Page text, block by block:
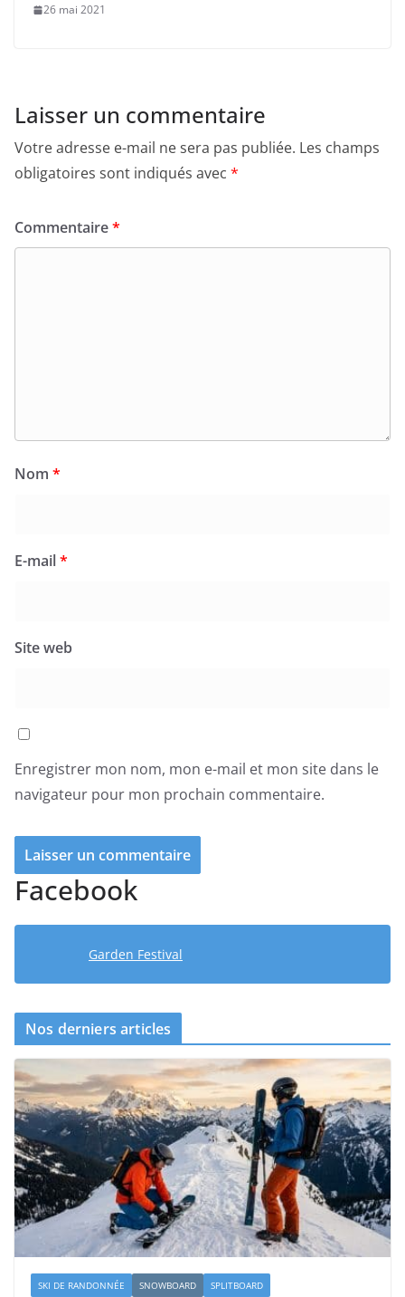
26 mai 2021
Laisser un commentaire
Votre adresse e-mail ne sera pas publiée. Les champs
obligatoires sont indiqués avec *
Commentaire*
Nom *
E-mail*
Site web
Enregistrer mon nom, mon e-mail et mon site dans le
navigateur pour mon prochain commentaire.
Facebook
Garden Festival
Nos derniers articles
SKI DE RANDONNÉE SNOWBOARD SPLITBOARD